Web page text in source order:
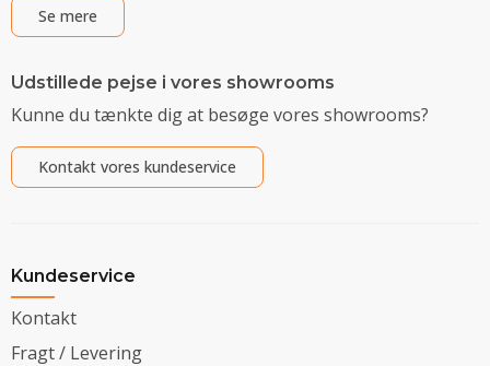
Se mere
Udstillede pejse i vores showrooms
Kunne du tænkte dig at besøge vores showrooms?
Kontakt vores kundeservice
Kundeservice
Kontakt
Fragt / Levering